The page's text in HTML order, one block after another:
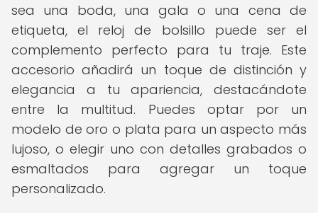
sea una boda, una gala o una cena de
etiqueta, el reloj de bolsillo puede ser el
complemento perfecto para tu traje. Este
accesorio añadirá un toque de distinción y
elegancia a tu apariencia, destacándote
entre la multitud. Puedes optar por un
modelo de oro o plata para un aspecto más
lujoso, o elegir uno con detalles grabados o
esmaltados para agregar un toque
personalizado.